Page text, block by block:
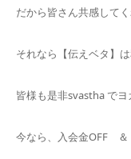
だから皆さん共感して
それなら【伝えベタ】
皆様も是非svastha で
今なら、入会金OFF